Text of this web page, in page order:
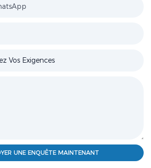
Vos Exigences
UNE ENQUÊTE MAINTENANT